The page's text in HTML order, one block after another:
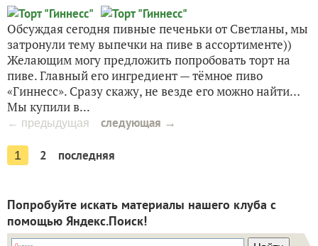
Обсуждая сегодня пивные печеньки от Светланы, мы
затронули тему выпечки на пиве в ассортименте))
Желающим могу предложить попробовать торт на
пиве. Главный его ингредиент — тёмное пиво
«Гиннесс». Сразу скажу, не везде его можно найти…
Мы купили в...
← предыдущая следующая →
1 2 последняя
Попробуйте искать материалы нашего клуба с
помощью Яндекс.Поиск!